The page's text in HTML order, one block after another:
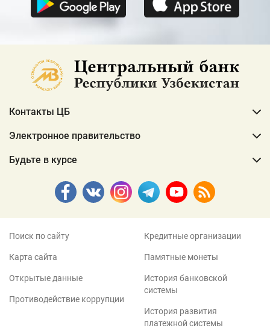
Контакты ЦБ
Электронное правительство
Будьте в курсе
Поиск по сайту
Карта сайта
Открытые данные
Противодействие коррупции
Кредитные организации
Памятные монеты
История банковской
системы
История развития
платежной системы